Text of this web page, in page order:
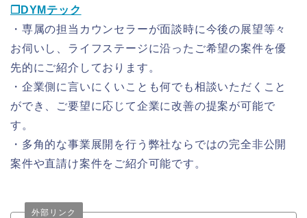
❐DYMテック
・専属の担当カウンセラーが面談時に今後の展望等々
お伺いし、ライフステージに沿ったご希望の案件を優
先的にご紹介しております。
・企業側に言いにくいことも何でも相談いただくこと
ができ、ご要望に応じて企業に改善の提案が可能で
す。
・多角的な事業展開を行う弊社ならではの完全非公開
案件や直請け案件をご紹介可能です。
外部リンク